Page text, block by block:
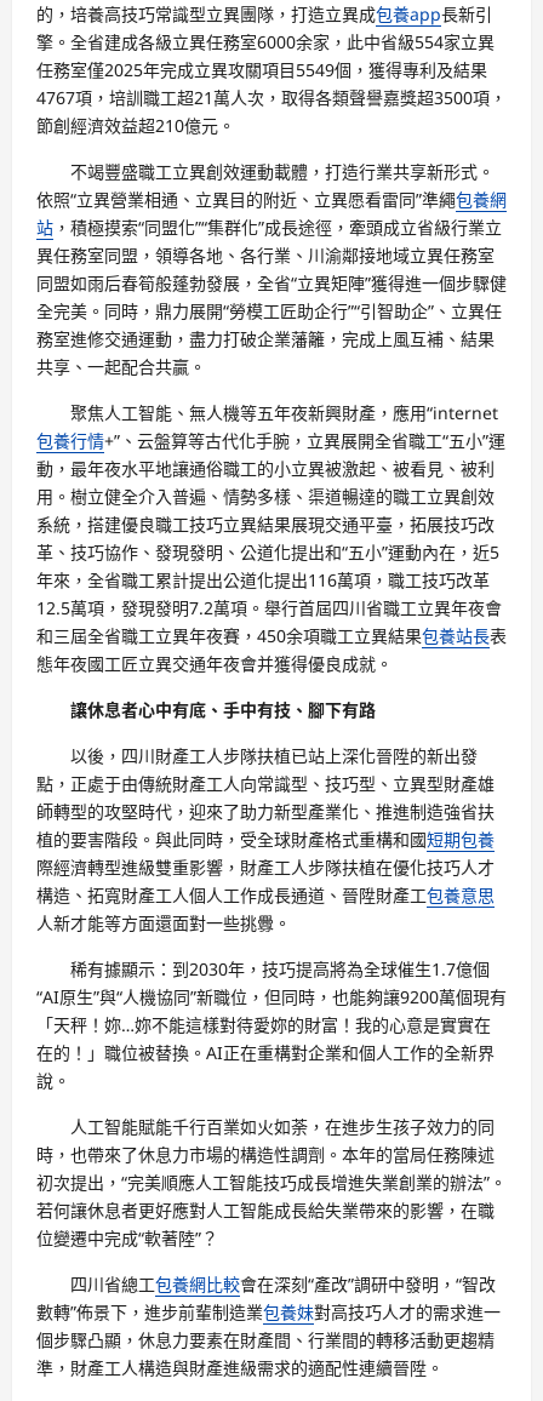
的，培養高技巧常識型立異團隊，打造立異成包養app長新引
擎。全省建成各級立異任務室6000余家，此中省級554家立異
任務室僅2025年完成立異攻關項目5549個，獲得專利及結果
4767項，培訓職工超21萬人次，取得各類聲譽嘉獎超3500項，
節創經濟效益超210億元。
不竭豐盛職工立異創效運動載體，打造行業共享新形式。
依照“立異營業相通、立異目的附近、立異愿看雷同”準繩包養網
站 ，積極摸索“同盟化”“集群化”成長途徑，牽頭成立省級行業立
異任務室同盟，領導各地、各行業、川渝鄰接地域立異任務室
同盟如雨后春筍般蓬勃發展，全省“立異矩陣”獲得進一個步驟健
全完美。同時，鼎力展開“勞模工匠助企行”“引智助企”、立異任
務室進修交通運動，盡力打破企業藩籬，完成上風互補、結果
共享、一起配合共贏。
聚焦人工智能、無人機等五年夜新興財產，應用“internet
包養行情+”、云盤算等古代化手腕，立異展開全省職工“五小”運
動，最年夜水平地讓通俗職工的小立異被激起、被看見、被利
用。樹立健全介入普遍、情勢多樣、渠道暢達的職工立異創效
系統，搭建優良職工技巧立異結果展現交通平臺，拓展技巧改
革、技巧協作、發現發明、公道化提出和“五小”運動內在，近5
年來，全省職工累計提出公道化提出116萬項，職工技巧改革
12.5萬項，發現發明7.2萬項。舉行首屆四川省職工立異年夜會
和三屆全省職工立異年夜賽，450余項職工立異結果包養站長表
態年夜國工匠立異交通年夜會并獲得優良成就。
讓休息者心中有底、手中有技、腳下有路
以後，四川財產工人步隊扶植已站上深化晉陞的新出發
點，正處于由傳統財產工人向常識型、技巧型、立異型財產雄
師轉型的攻堅時代，迎來了助力新型產業化、推進制造強省扶
植的要害階段。與此同時，受全球財產格式重構和國短期包養
際經濟轉型進級雙重影響，財產工人步隊扶植在優化技巧人才
構造、拓寬財產工人個人工作成長通道、晉陞財產工包養意思
人新才能等方面還面對一些挑釁。
稀有據顯示：到2030年，技巧提高將為全球催生1.7億個
“AI原生”與“人機協同”新職位，但同時，也能夠讓9200萬個現有
「天秤！妳…妳不能這樣對待愛妳的財富！我的心意是實實在
在的！」職位被替換。AI正在重構對企業和個人工作的全新界
說。
人工智能賦能千行百業如火如荼，在進步生孩子效力的同
時，也帶來了休息力市場的構造性調劑。本年的當局任務陳述
初次提出，“完美順應人工智能技巧成長增進失業創業的辦法”。
若何讓休息者更好應對人工智能成長給失業帶來的影響，在職
位變遷中完成“軟著陸”？
四川省總工包養網比較會在深刻“產改”調研中發明，“智改
數轉”佈景下，進步前輩制造業包養妹對高技巧人才的需求進一
個步驟凸顯，休息力要素在財產間、行業間的轉移活動更趨精
準，財產工人構造與財產進級需求的適配性連續晉陞。